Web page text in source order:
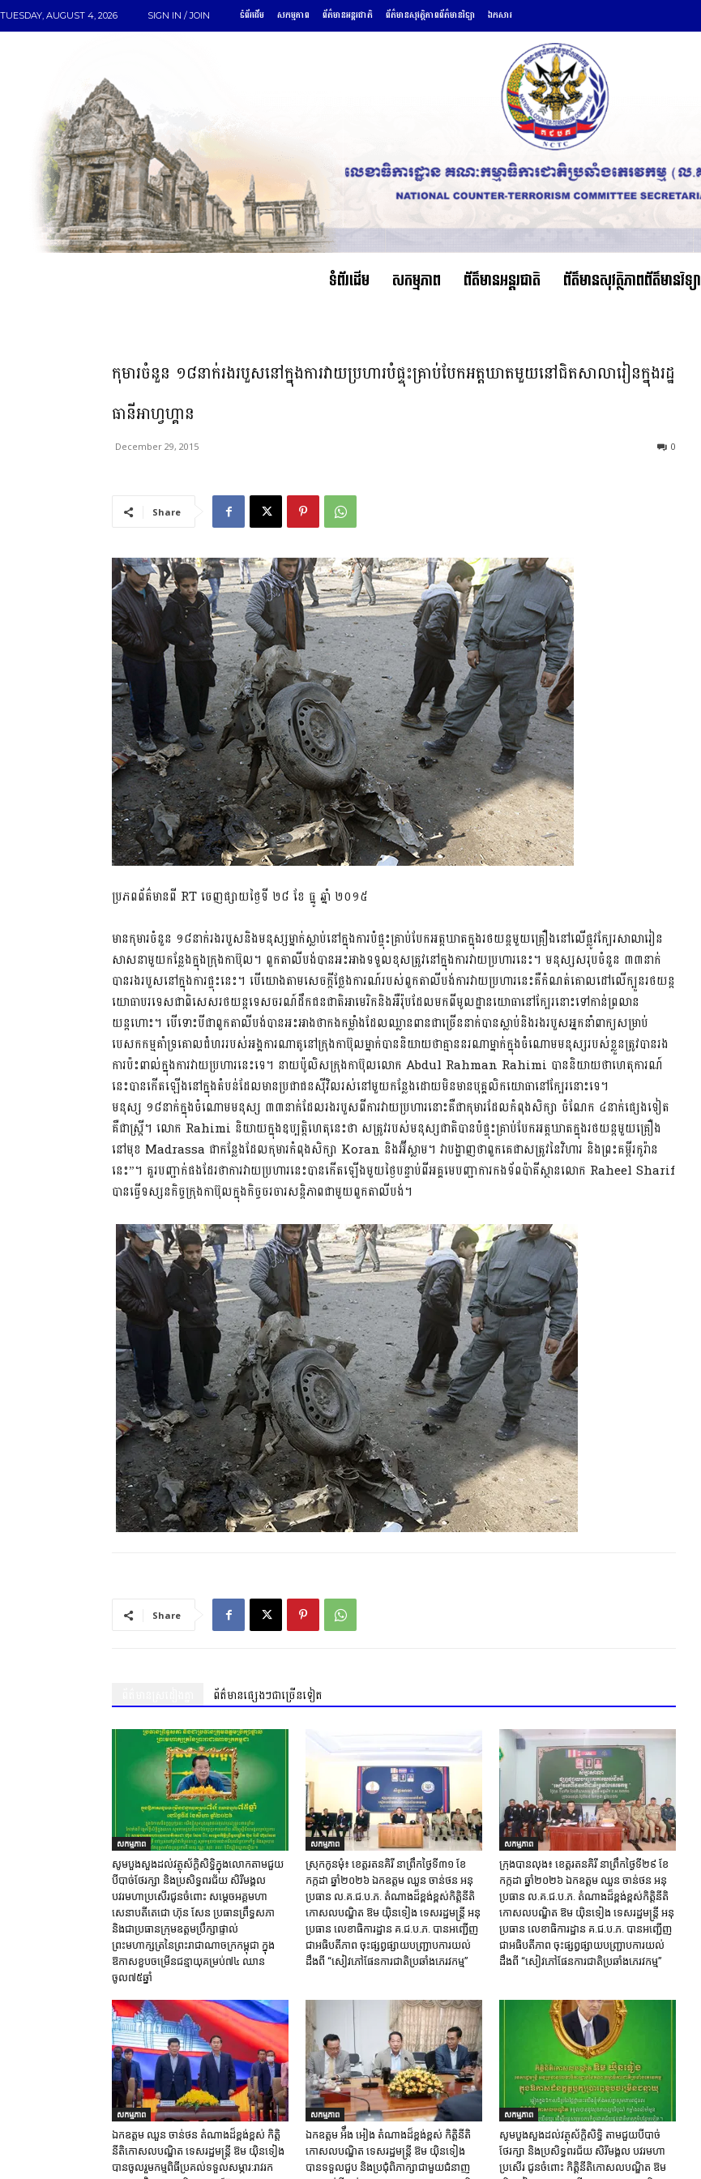
TUESDAY, AUGUST 4, 2026 SIGN IN / JOIN ទំព័រដើម សកម្មភាព ព័ត៌មានអន្តរជាតិ ព័ត៌មានសុវត្ថិភាពព័ត៌មានវិទ្យា ឯកសារ
ទំព័រដើម សកម្មភាព ព័ត៌មានអន្តរជាតិ ព័ត៌មានសុវត្ថិភាពព័ត៌មានវិទ្យា
កុមារចំនួន ១៨នាក់រងរបួសនៅក្នុងការវាយប្រហារបំផ្ទុះគ្រាប់បែកអត្តឃាតមួយនៅជិតសាលារៀនក្នុងរដ្ឋ
ធានីអាហ្វហ្គាន
December 29, 2015 0
Share
ប្រភពព័ត៌មានពី RT ចេញផ្សាយថ្ងៃទី ២៨ ខែ​ ធ្នូ ឆ្នាំ ២០១៥
មានកុមារចំនួន ១៨នាក់រងរបួសនិងមនុស្សម្នាក់ស្លាប់នៅក្នុងការបំផ្ទុះគ្រាប់បែកអត្តឃាតក្នុងរថយន្តមួយគ្រឿងនៅលើផ្លូវក្បែរសាលារៀន
សាសនាមួយកន្លែងក្នុងក្រុងកាប៊ុល។ ពួកតាលីបង់បានអះអាងទទួលខុសត្រូវនៅក្នុងការវាយប្រហារនេះ។ មនុស្សសរុបចំនួន ៣៣នាក់
បានរងរបួសនៅក្នុងការផ្ទុះនេះ។ បើយោងតាមសេចក្តីថ្លែងការណ៍របស់ពួកតាលីបង់ការវាយប្រហារនេះគឺកំណត់គោលដៅលើក្បួនរថយន្ត
យោធាបរទេសជាពិសេសរថយន្តទេសចរណ៍ដឹកជនជាតិអាមេរិកនិងអឺរ៉ុបដែលមកពីមូលដ្ឋានយោធានៅក្បែរនោះទៅកាន់ព្រលាន
យន្តហោះ។ បើទោះបីជាពួកតាលីបង់បានអះអាងថាកងកម្លាំងដែលឈ្លានពានជាច្រើននាក់បានស្លាប់និងរងរបួសអ្នកនាំពាក្យសម្រាប់
បេសកកម្មគាំទ្រគោលជំហររបស់អង្គការណាតូនៅក្រុងកាប៊ុលម្នាក់បាននិយាយថាគ្មាននរណាម្នាក់ក្នុងចំណោមមនុស្សរបស់ខ្លួនត្រូវបានរង
ការប៉ះពាល់ក្នុងការវាយប្រហារនេះទេ។​ នាយប៉ូលិសក្រុងកាប៊ុលលោក Abdul Rahman Rahimi បាននិយាយថាហេតុការណ៍
នេះបានកើតឡើងនៅក្នុងតំបន់ដែលមានប្រជាជនស៊ីវិលរស់នៅមួយកន្លែងដោយមិនមានបុគ្គលិកយោធានៅក្បែរនោះទេ។
មនុស្ស ១៨នាក់ក្នុងចំណោមមនុស្ស ៣៣នាក់ដែលរងរបួសពីការវាយប្រហារនោះគឺជាកុមារដែលកំពុងសិក្សា ចំណែក ៤នាក់ផ្សេងទៀត
គឺជាស្រ្តី។ លោក Rahimi និយាយក្នុងឧប្បត្តិហេតុនេះថា សត្រូវរបស់មនុស្សជាតិបានបំផ្ទុះគ្រាប់បែកអត្តឃាតក្នុងរថយន្តមួយគ្រឿង
នៅមុខ Madrassa ជាកន្លែងដែលកុមារកំពុងសិក្សា Koran និងអ៊ីស្លាម។ វាបង្ហាញថាពួកគេជាសត្រូវនៃវិហារ និងព្រះគម្ពីរកូរ៉ាន
នេះ”។ គួរបញ្ជាក់ផងដែរថាការវាយប្រហារនេះបានកើតឡើងមួយថ្ងៃបន្ទាប់ពីអគ្គមេបញ្ជាការកងទ័ពប៉ាគីស្ថានលោក Raheel Sharif
បានធ្វើទស្សនកិច្ចក្រុងកាប៊ុលក្នុងកិច្ចចរចារសន្តិភាពជាមួយពួកតាលីបង់។
Share
ព័ត៌មានផ្សេងៗជាច្រើនទៀត
សកម្មភាព
សូមបួងសួងដល់វត្ថុស័ក្តិសិទ្ធិក្នុងលោកតាមជួយ
បីបាច់ថែរក្សា និងប្រសិទ្ធពរជ័យ សិរីមង្គល
បវរមហាប្រសើរជូនចំពោះ សម្តេចអគ្គមហា
សេនាបតីតេជោ ហ៊ុន សែន ប្រធានព្រឹទ្ធសភា
និងជាប្រធានក្រុមឧត្តមប្រឹក្សាផ្ទាល់
ព្រះមហាក្សត្រនៃព្រះរាជាណាចក្រកម្ពុជា ក្នុង
ឱកាសខួបចម្រើនជន្មាយុគម្រប់៧៤ ឈាន
ចូល៧៥ឆ្នាំ
សកម្មភាព
ស្រុក​កូនមុំ៖ ខេត្ត​រតនគិរី​ នាព្រឹកថ្ងៃទី៣១​ ខែ
កក្កដា ឆ្នាំ២០២៦ ឯកឧត្តម​ ឈួន ចាន់ថន អនុ
ប្រធាន ល.គ.ជ.ប.ភ. តំណាង​ដ៏ខ្ពង់ខ្ពស់​កិត្តិនីតិ
កោសលបណ្ឌិត​ ឱម​ យ៉ិនទៀង​ ទេសរដ្ឋមន្រ្តី​ អនុ
ប្រធាន​ លេខាធិការ​ដ្ឋាន​ គ.ជ.ប.ភ​. បានអញ្ជើញ
ជាអធិបតីភាព​ ចុះផ្សព្វផ្សាយ​បញ្ជ្រាប​ការ​យល់​
ដឹង​ពី​ “សៀវភៅផែនការជាតិប្រឆាំងភេរវកម្ម”
សកម្មភាព
ក្រុង​បាន​លុង​៖ ខេត្ត​រតនគិរី​ នាព្រឹកថ្ងៃទី២៩ ខែ
កក្កដា ឆ្នាំ២០២៦ ឯកឧត្តម​ ឈួន ចាន់ថន អនុ
ប្រធាន ល.គ.ជ.ប.ភ. តំណាង​ដ៏ខ្ពង់ខ្ពស់​កិត្តិនីតិ
កោសលបណ្ឌិត​ ឱម​ យ៉ិនទៀង​ ទេសរដ្ឋមន្រ្តី​ អនុ
ប្រធាន​ លេខាធិការ​ដ្ឋាន​ គ.ជ.ប.ភ​. បានអញ្ជើញ
ជាអធិបតីភាព​ ចុះផ្សព្វផ្សាយ​បញ្ជ្រាប​ការ​យល់​
ដឹង​ពី​ “សៀវភៅផែនការជាតិប្រឆាំងភេរវកម្ម”
សកម្មភាព
ឯកឧត្តម ឈួន​ ចាន់ថន​ តំណាងដ៏ខ្ពង់ខ្ពស់ កិត្តិ
នីតិកោសលបណ្ឌិត ទេសរដ្ឋមន្ត្រី ឱម យ៉ិនទៀង
បានចូលរួមកម្មពិធីប្រគល់ទទួលសម្ភារ:​រាវរក
សកម្មភាព
ឯកឧត្តម អ៉ឹង អៀង តំណាងដ៏ខ្ពង់ខ្ពស់ កិត្តិនីតិ
កោសលបណ្ឌិត ទេសរដ្ឋមន្ត្រី ឱម យ៉ិនទៀង
បានទទួលជួប និងប្រជុំពិភាក្សាជាមួយជំនាញ
សកម្មភាព
សូមបួងសួងដល់វត្ថុស័ក្តិសិទ្ធិ តាមជួយបីបាច់
ថែរក្សា និងប្រសិទ្ធពរជ័យ សិរីមង្គល បវរមហា
ប្រសើរ ជូនចំពោះ កិត្តិនីតិកោសលបណ្ឌិត ឱម